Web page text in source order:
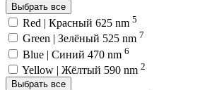
Выбрать все
Red | Красный 625 nm 5
Green | Зелёный 525 nm 7
Blue | Синий 470 nm 6
Yellow | Жёлтый 590 nm 2
Выбрать все